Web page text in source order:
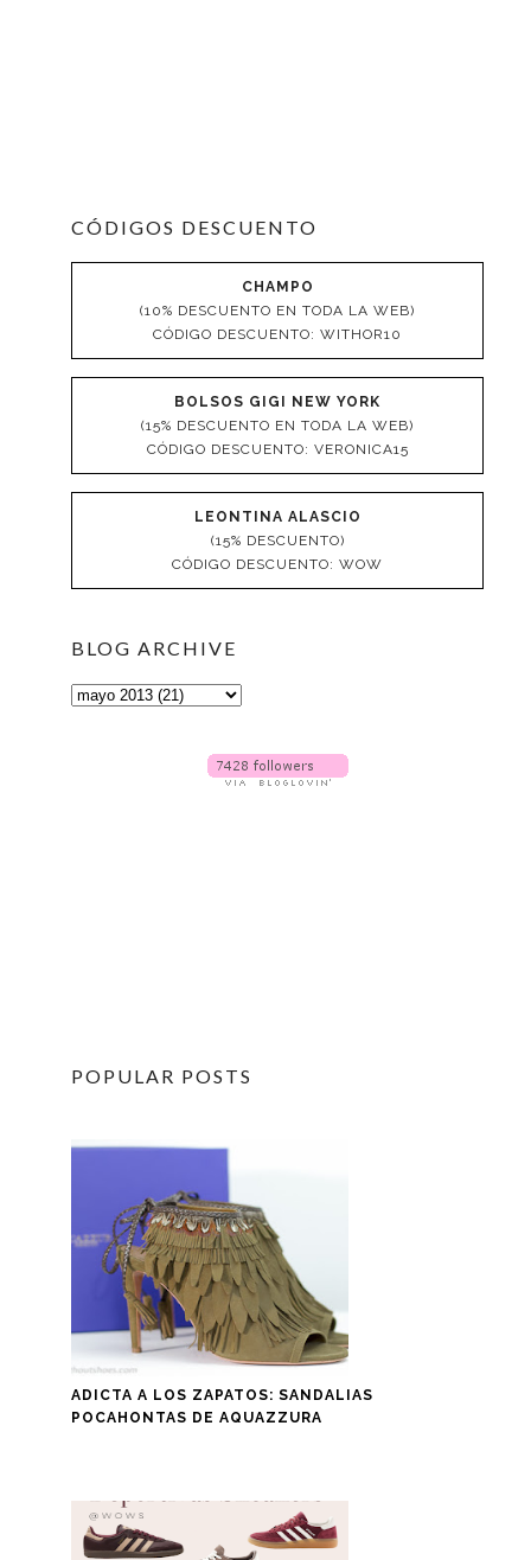
CÓDIGOS DESCUENTO
CHAMPO
(10% DESCUENTO EN TODA LA WEB)
CÓDIGO DESCUENTO: WITHOR10
BOLSOS GIGI NEW YORK
(15% DESCUENTO EN TODA LA WEB)
CÓDIGO DESCUENTO: VERONICA15
LEONTINA ALASCIO
(15% DESCUENTO)
CÓDIGO DESCUENTO: WOW
BLOG ARCHIVE
POPULAR POSTS
ADICTA A LOS ZAPATOS: SANDALIAS
POCAHONTAS DE AQUAZZURA